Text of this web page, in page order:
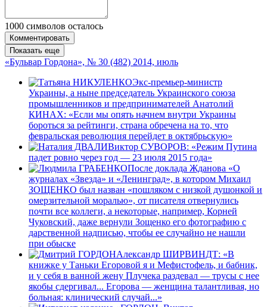
1000 символов осталось
Комментировать
Показать еще
«Бульвар Гордона», № 30 (482) 2014, июль
Экс-премьер-министр
Украины, а ныне председатель Украинского союза
промышленников и предпринимателей Анатолий
КИНАХ: «Если мы опять начнем внутри Украины
бороться за рейтинги, страна обречена на то, что
февральская революция перейдет в октябрьскую»
Виктор СУВОРОВ: «Режим Путина
падет ровно через год — 23 июля 2015 года»
После доклада Жданова «О
журналах «Звезда» и «Ленинград», в котором Михаил
ЗОЩЕНКО был назван «пошляком с низкой душонкой и
омерзительной моралью», от писателя отвернулись
почти все коллеги, а некоторые, например, Корней
Чуковский, даже вернули Зощенко его фотографию с
дарственной надписью, чтобы ее случайно не нашли
при обыске
Александр ШИРВИНДТ: «В
книжке у Таньки Егоровой я и Мефистофель, и бабник,
и у себя в ванной жену Плучека раздевал — трусы с нее
якобы сдергивал... Егорова — женщина талантливая, но
больная: клинический случай...»